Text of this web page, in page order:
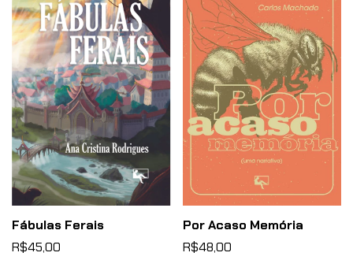
Fábulas Ferais
R$45,00
Por Acaso Memória
R$48,00